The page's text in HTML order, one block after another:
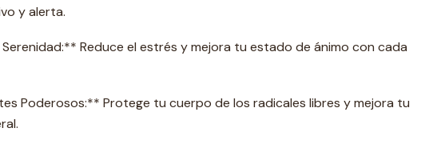
y alerta.
Reduce el estrés y mejora tu estado de ánimo con cada
Poderosos:** Protege tu cuerpo de los radicales libres y mejora tu